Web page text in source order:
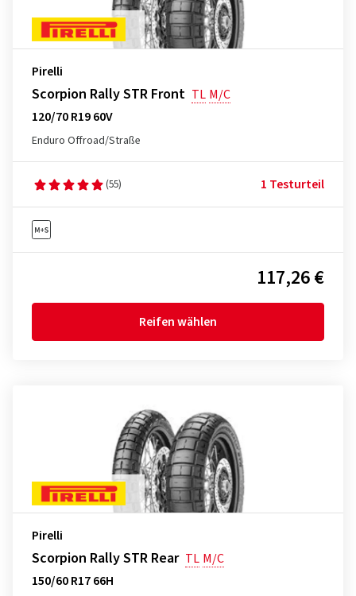
Pirelli
Scorpion Rally STR Front TL M/C
120/70 R19 60V
Enduro Offroad/Straße
(55) 1 Testurteil
117,26 €
Reifen wählen
Pirelli
Scorpion Rally STR Rear TL M/C
150/60 R17 66H